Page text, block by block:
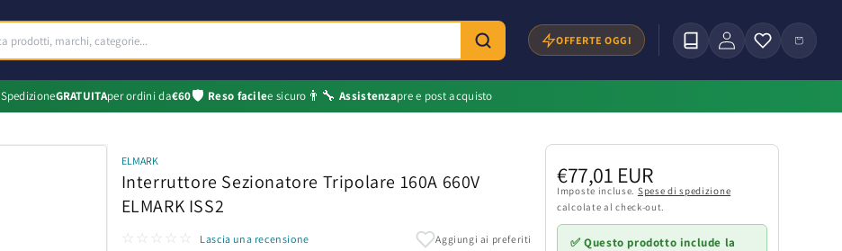
OFFERTE OGGI Accedi Carrello
SpedizioneGRATUITAper ordini da€60🛡️ Reso facilee sicuro 👨‍🔧 Assistenzapre e post acquisto
ELMARK
Interruttore Sezionatore Tripolare 160A 660V
ELMARK ISS2
☆☆☆☆☆ Lascia una recensione Aggiungi ai preferiti
Prezzo
di
listino
€77,01 EUR
Imposte incluse. Spese di spedizione
calcolate al check-out.
✅ Questo prodotto include la